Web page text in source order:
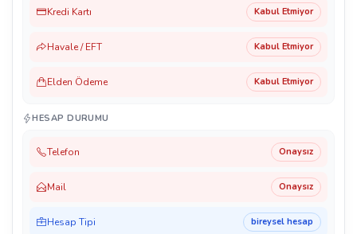
Kredi Kartı Kabul Etmiyor
Havale / EFT Kabul Etmiyor
Elden Ödeme Kabul Etmiyor
HESAP DURUMU
Telefon Onaysız
Mail Onaysız
Hesap Tipi bireysel hesap